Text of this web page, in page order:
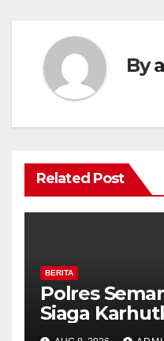
By
Related Post
BERITA
Polres
Siaga
Tekankan